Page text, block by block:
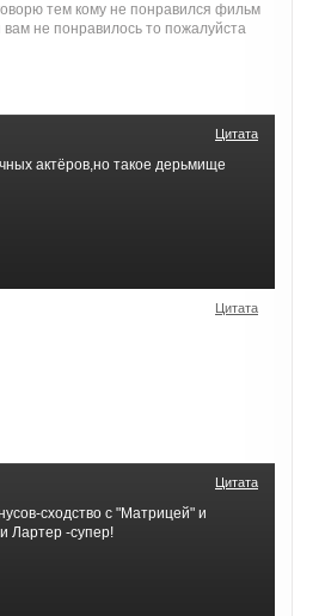
тем кому не понравился фильм
не понравилось то пожалуйста
Цитата
актёров,но такое дерьмище
Цитата
Цитата
сходство с "Матрицей" и
Лартер -супер!